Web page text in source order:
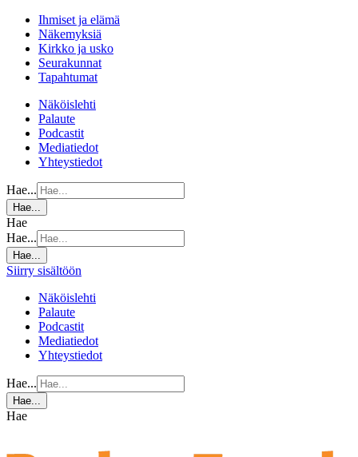
Ihmiset ja elämä
Näkemyksiä
Kirkko ja usko
Seurakunnat
Tapahtumat
Näköislehti
Palaute
Podcastit
Mediatiedot
Yhteystiedot
Hae...
Hae...
Hae
Hae...
Hae...
Siirry sisältöön
Näköislehti
Palaute
Podcastit
Mediatiedot
Yhteystiedot
Hae...
Hae...
Hae